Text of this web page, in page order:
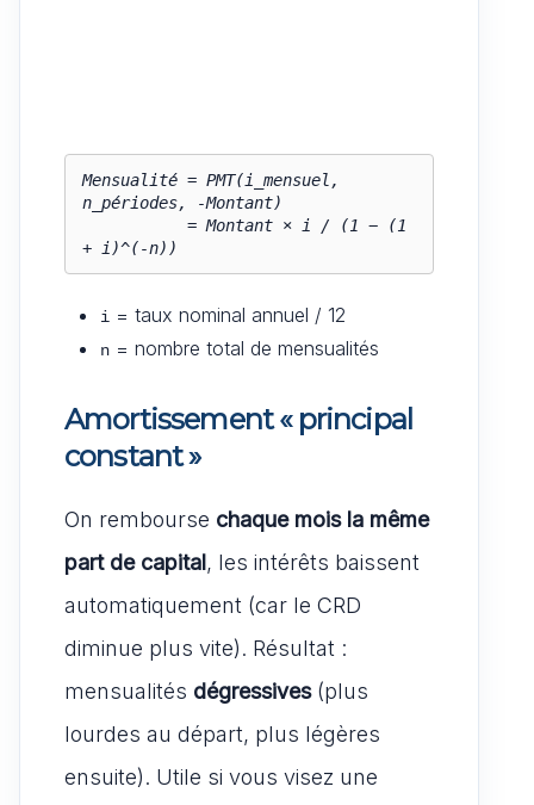
Mensualité = PMT(i_mensuel,
n_périodes, -Montant)
i = taux nominal annuel / 12
n = nombre total de mensualités
Amortissement « principal
constant »
On rembourse chaque mois la même
part de capital, les intérêts baissent
automatiquement (car le CRD
diminue plus vite). Résultat :
mensualités dégressives(plus
lourdes au départ, plus légères
ensuite). Utile si vous visez une